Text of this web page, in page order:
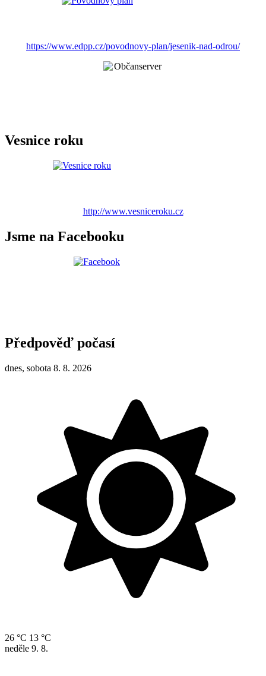
https://www.edpp.cz/povodnovy-plan/jesenik-nad-odrou/
Vesnice roku
http://www.vesniceroku.cz
Jsme na Facebooku
Předpověď počasí
dnes, sobota 8. 8. 2026
26 °C 13 °C
neděle 9. 8.